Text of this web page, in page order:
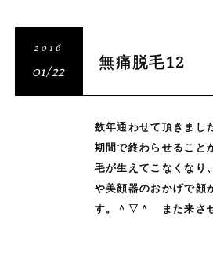
2016
01/22 無痛脱毛12
数年通わせて頂きまし
期間で終わらせること
毛が生えてこなくなり
や美顔器のおかげで顔
す。＾▽＾ また来さ